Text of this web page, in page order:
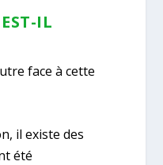
IL
face à cette
il existe des
été